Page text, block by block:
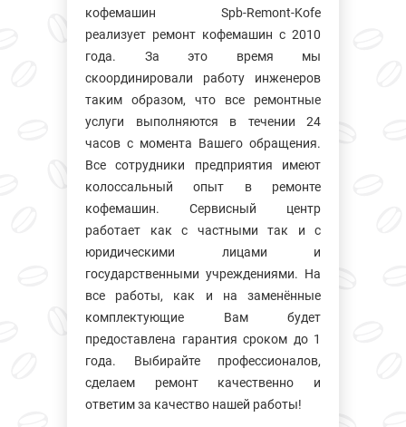
кофемашин Spb-Remont-Kofe
реализует ремонт кофемашин с 2010
года. За это время мы
скоординировали работу инженеров
таким образом, что все ремонтные
услуги выполняются в течении 24
часов с момента Вашего обращения.
Все сотрудники предприятия имеют
колосcальный опыт в ремонте
кофемашин. Сервисный центр
работает как с частными так и с
юридическими лицами и
государственными учреждениями. На
все работы, как и на заменённые
комплектующие Вам будет
предоставлена гарантия сроком до 1
года. Выбирайте профессионалов,
сделаем ремонт качественно и
ответим за качество нашей работы!